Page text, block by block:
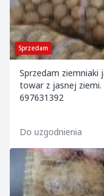
Sprzedam
Sprzedam ziemniaki
towar z jasnej
697631392
Do uzgodnienia